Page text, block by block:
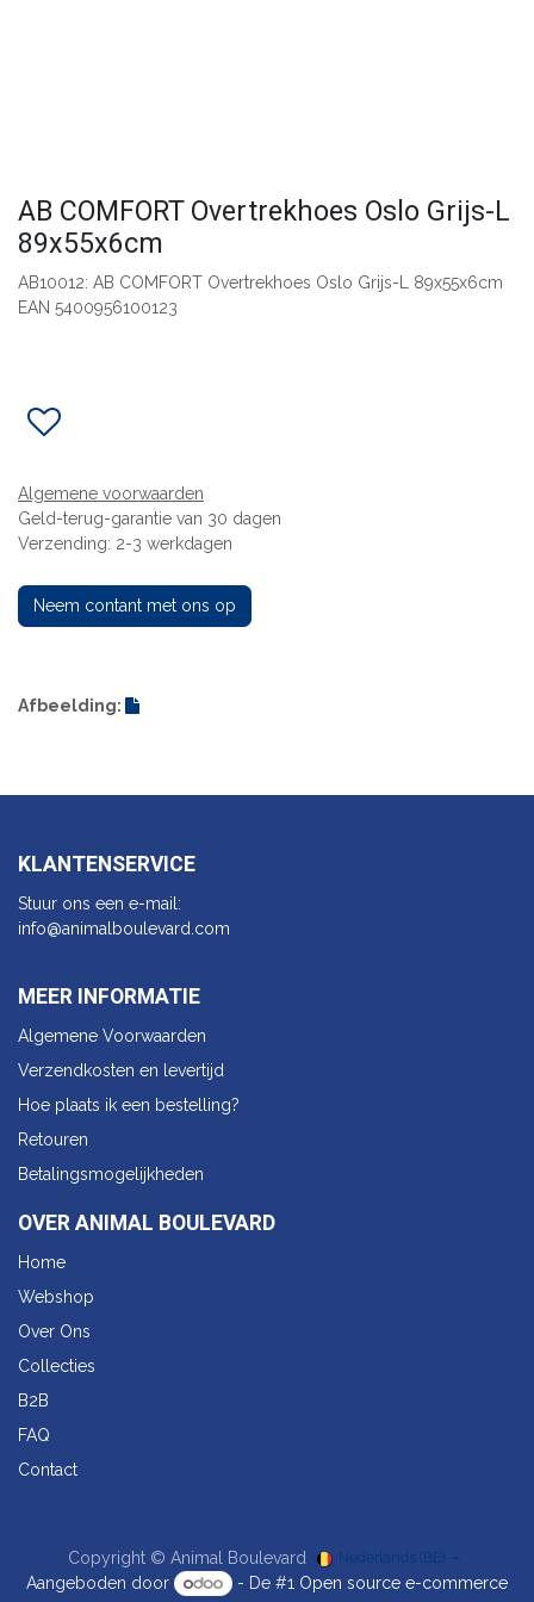
AB COMFORT Overtrekhoes Oslo Grijs-L
89x55x6cm
AB10012: AB COMFORT Overtrekhoes Oslo Grijs-L 89x55x6cm
EAN 5400956100123
Algemene voorwaarden
Geld-terug-garantie van 30 dagen
Verzending: 2-3 werkdagen
Neem contant met ons op
Afbeelding:
KLANTENSERVICE
Stuur ons een e-mail:
info@animalbo​ulevard.com
MEER INFORMATIE
Algemene Voorwaarden
Verzendkosten en levertijd
Hoe plaats ik een bestelling?
Retouren
Betalingsmogelijkheden
OVER ANIMAL BOULEVARD
Home
Webshop
Over Ons
Collecties
B2B
FAQ
Contact
Copyright © Animal Boulevard Nederlands (BE)
Aangeboden door - De #1 Open source e-commerce